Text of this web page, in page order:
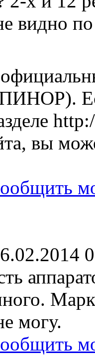
видно по
вы
могу.